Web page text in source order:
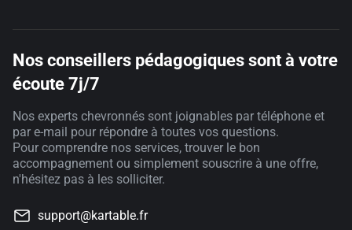
Nos conseillers pédagogiques sont à votre
écoute 7j/7
Nos experts chevronnés sont joignables par téléphone et
par e-mail pour répondre à toutes vos questions.
Pour comprendre nos services, trouver le bon
accompagnement ou simplement souscrire à une offre,
n'hésitez pas à les solliciter.
support@kartable.fr